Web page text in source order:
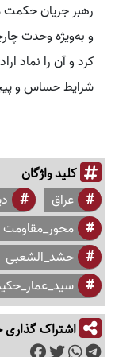
رهبر جریان
و به‌ویژه وحدت
کرد و آن را نماد
شرایط حساس و
کلید واژگان
عراق
محور_مقاومت
حشد_الشعبی
اشتراک گذاری